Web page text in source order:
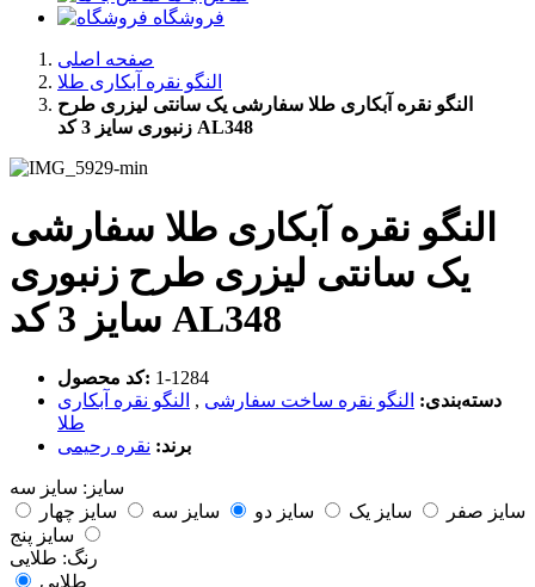
فروشگاه
صفحه اصلی
النگو نقره آبکاری طلا
النگو نقره آبکاری طلا سفارشی یک سانتی لیزری طرح
زنبوری سایز 3 کد AL348
النگو نقره آبکاری طلا سفارشی
یک سانتی لیزری طرح زنبوری
سایز 3 کد AL348
کد محصول: ‎1-1284
دسته‌بندی: النگو نقره ساخت سفارشی , النگو نقره آبکاری
طلا
برند: نقره رحیمی
سایز: سایز سه
سایز صفر
سایز یک سایز دو سایز سه
سایز چهار
سایز پنج
رنگ: طلایی
طلایی